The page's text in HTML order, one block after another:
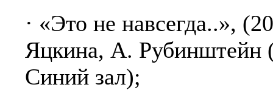
· «Это не навсегда..»,
Яцкина, А. Рубинштейн
Синий зал);